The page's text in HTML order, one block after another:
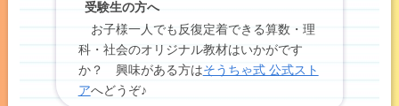
受験生の方へ
お子様一人でも反復定着できる算数・理
科・社会のオリジナル教材はいかがです
か？ 興味がある方はそうちゃ式 公式スト
アへどうぞ♪